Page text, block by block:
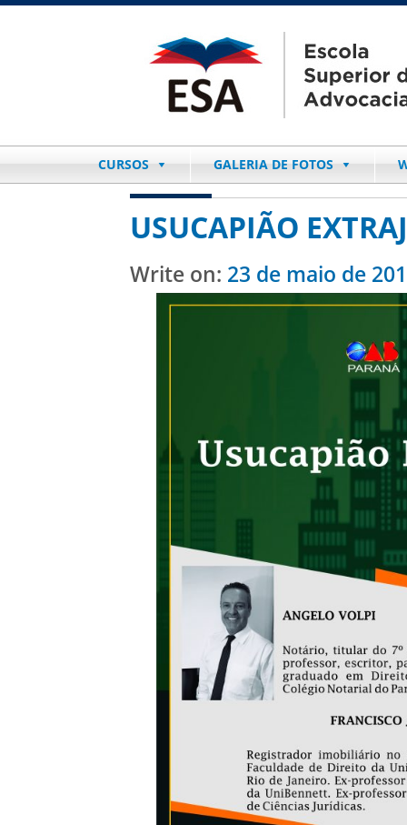
CURSOS GALERIA DE FOTOS
USUCAPIÃO
Write on: 23 de maio de